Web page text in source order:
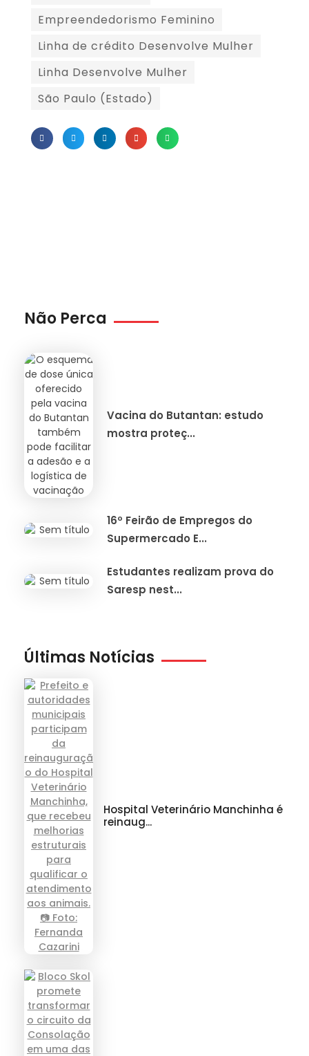
Empreendedorismo Feminino
Linha de crédito Desenvolve Mulher
Linha Desenvolve Mulher
São Paulo (Estado)
Não Perca
Vacina do Butantan: estudo
mostra proteç...
16º Feirão de Empregos do
Supermercado E...
Estudantes realizam prova do
Saresp nest...
Últimas Notícias
Hospital Veterinário Manchinha é
reinaug...